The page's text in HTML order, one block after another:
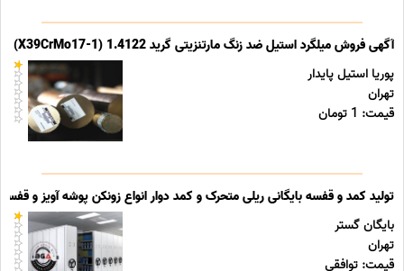
آگهی فروش میلگرد استیل ضد زنگ مارتنزیتی گرید 1.4122 (X39CrMo17-1)
پوریا استیل پایدار
تهران
قیمت: 1 تومان
تولید کمد و قفسه بایگانی ریلی متحرک و کمد دوار انواع زونکن پوشه آویز و قفسه
بایگان گستر
تهران
قیمت: توافقی